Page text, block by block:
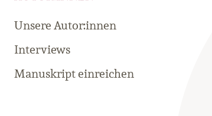
Unsere Autor:innen
Interviews
Manuskript einreichen